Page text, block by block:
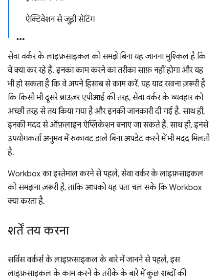
ऐक्टिवेशन से जुड़ी सेटिंग
सेवा वर्कर के लाइफ़साइकल को समझे बिना यह जानना मुश्किल है कि
वे क्या कर रहे हैं. इनका काम करने का तरीका साफ़ नहीं होगा और यह
भी हो सकता है कि वे अपने हिसाब से काम करें. यह याद रखना ज़रूरी है
कि किसी भी दूसरे ब्राउज़र एपीआई की तरह, सेवा वर्कर के व्यवहार को
अच्छी तरह से तय किया गया है और इनकी जानकारी दी गई है. साथ ही,
इनकी मदद से ऑफ़लाइन ऐप्लिकेशन बनाए जा सकते हैं. साथ ही, इनसे
उपयोगकर्ता अनुभव में रुकावट डाले बिना अपडेट करने में भी मदद मिलती
है.
Workbox का इस्तेमाल करने से पहले, सेवा वर्कर के लाइफ़साइकल
को समझना ज़रूरी है, ताकि आपको यह पता चल सके कि Workbox
क्या करता है.
शर्तें तय करना
सर्विस वर्कर्स के लाइफ़साइकल के बारे में जानने से पहले, इस
लाइफ़साइकल के काम करने के तरीके के बारे में कुछ शब्दों की